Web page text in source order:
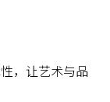
，让艺术与品